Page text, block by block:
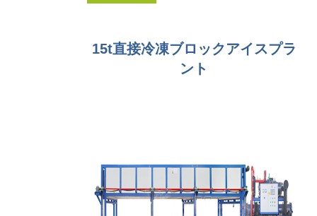
15t直接冷凍ブロックアイスプラ
ント